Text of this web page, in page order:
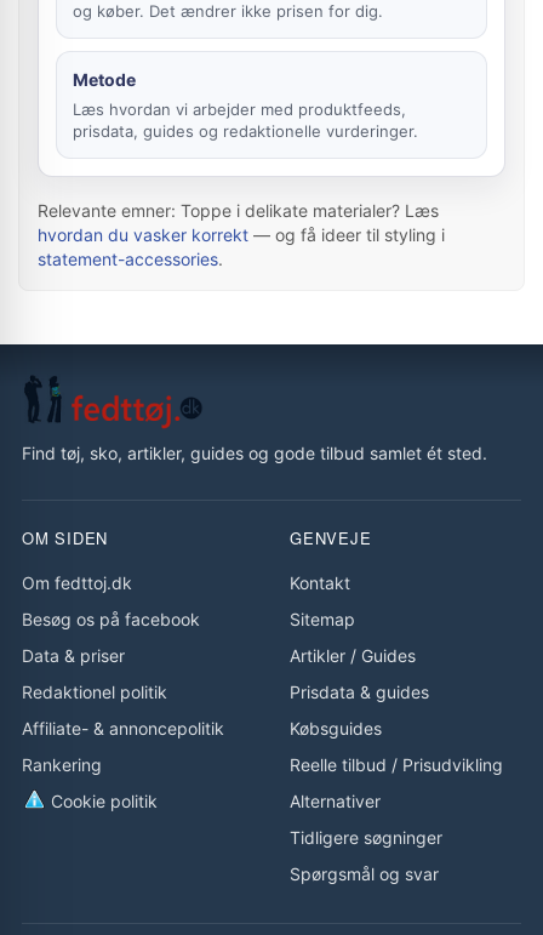
og køber. Det ændrer ikke prisen for dig.
Metode
Læs hvordan vi arbejder med produktfeeds,
prisdata, guides og redaktionelle vurderinger.
Relevante emner: Toppe i delikate materialer? Læs
hvordan du vasker korrekt — og få ideer til styling i
statement-accessories.
Find tøj, sko, artikler, guides og gode tilbud samlet ét sted.
OM SIDEN
Om fedttoj.dk
Besøg os på facebook
Data & priser
Redaktionel politik
Affiliate- & annoncepolitik
Rankering
Cookie politik
GENVEJE
Kontakt
Sitemap
Artikler / Guides
Prisdata & guides
Købsguides
Reelle tilbud / Prisudvikling
Alternativer
Tidligere søgninger
Spørgsmål og svar